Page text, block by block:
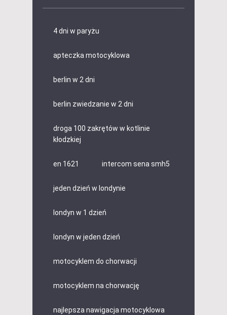
4 dni w paryżu
apteczka motocyklowa
berlin w 2 dni
berlin zwiedzanie w 2 dni
droga 100 zakrętów w kotlinie
kłodzkiej
en 1621 intercom sena smh5
jeden dzień w londynie
londyn w 1 dzień
londyn w jeden dzień
motocyklem do chorwacji
motocyklem na chorwację
najlepsza nawigacja motocyklowa